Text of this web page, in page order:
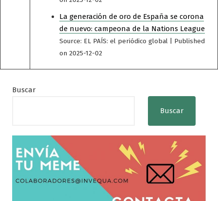
La generación de oro de España se corona
de nuevo: campeona de la Nations League
Source: EL PAÍS: el periódico global
Published
on 2025-12-02
Buscar
Buscar